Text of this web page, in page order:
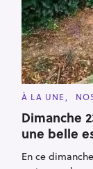
C
T
E
G
O
R
I
À LA UNE
Dimanche
une belle
En ce